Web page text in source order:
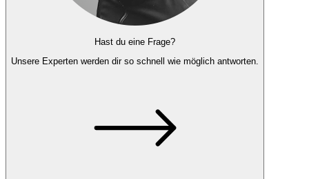
Hast du eine Frage?
Unsere Experten werden dir so schnell wie möglich antworten.